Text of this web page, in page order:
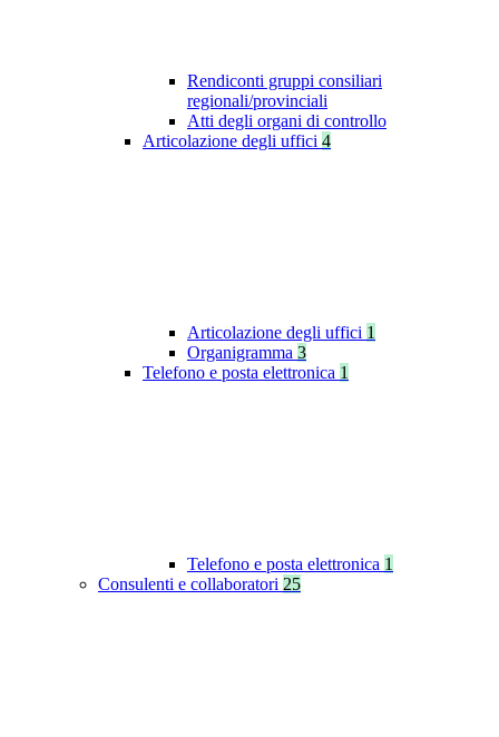
Rendiconti gruppi consiliari
regionali/provinciali
Atti degli organi di controllo
Articolazione degli uffici 4
Articolazione degli uffici 1
Organigramma 3
Telefono e posta elettronica 1
Telefono e posta elettronica 1
Consulenti e collaboratori 25